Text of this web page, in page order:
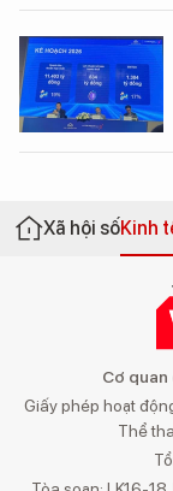
Xã hội sốKinh
Cơ quan
Giấy phép hoạt
Thể